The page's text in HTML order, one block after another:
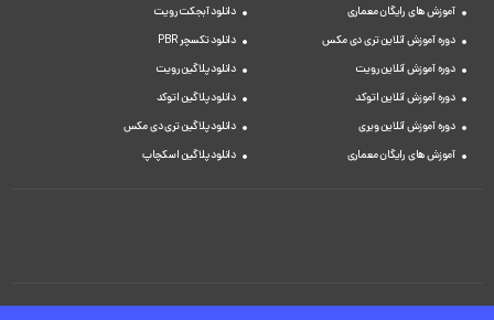
آموزش های رایگان معماری
دوره آموزش آنلاین تری دی مکس
دوره آموزش آنلاین رویت
دوره آموزش آنلاین اتوکد
دوره آموزش آنلاین ویری
آموزش های رایگان معماری
دانلود آبجکت رویت
دانلود تکسچر PBR
دانلود پلاگین رویت
دانلود پلاگین اتوکد
دانلود پلاگین تری دی مکس
دانلود پلاگین اسکچاپ